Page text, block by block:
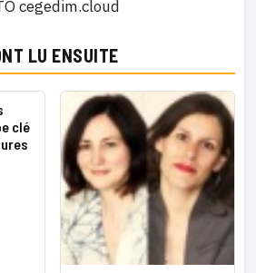
cegedim.cloud
LU ENSUITE
clé